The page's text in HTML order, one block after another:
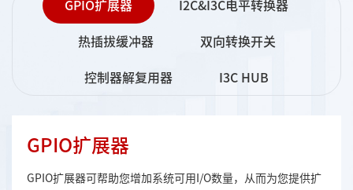
GPIO扩展器 I2C&I3C电平转换器
热插拔缓冲器 双向转换开关
控制器解复用器 I3C HUB
GPIO扩展器
GPIO扩展器可帮助您增加系统可用I/O数量，从而为您提供扩